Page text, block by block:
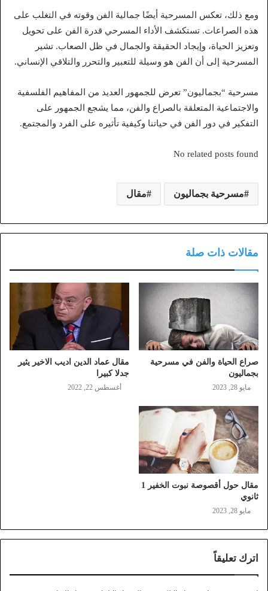
ومع ذلك، تعكس المسرحية أيضًا جمالية الفن وقوته في التغلب على
هذه الصراعات. تستكشف الأداء المسرحي قدرة الفن على تحويل
وتعزيز الحياة، وإيجاد الحقيقة والجمال في ظل الصعاب. تشير
المسرحية إلى أن الفن هو وسيلة للتعبير والتحرر والتلاقي الإنساني.
مسرحية “بجماليون” تعرض للجمهور العديد من المفاهيم الفلسفية
والاجتماعية المتعلقة بالصراع والفن، مما يشجع الجمهور على
التفكير في دور الفن في حياتنا وكيفية تأثيره على الفرد والمجتمع.
No related posts found
مسرحية بجماليون مقال
مقالات ذات صلة
صراع الحياة والفن في مسرحية
بجماليون
مايو 28, 2023
مقال عماد الدين اديب الاخير يثير
جدلا كبيرا
أغسطس 22, 2022
مقال حول أقصوصة نبوت الخفير 1
ثانوي
مايو 28, 2023
اترك تعليقاً